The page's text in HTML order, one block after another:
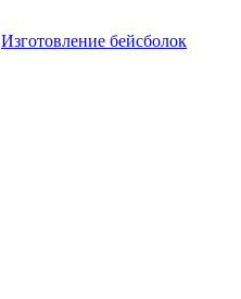
Изготовление бейсболок